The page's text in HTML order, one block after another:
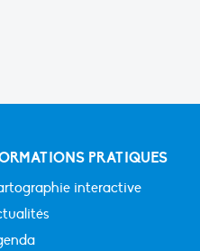
PRATIQUES
interactive